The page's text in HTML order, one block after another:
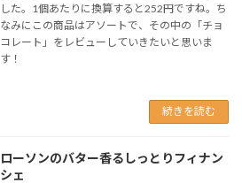
した。1個あたりに換算すると252円ですね。ち
なみにこの商品はアソートで、その中の「チョ
コレート」をレビューしていきたいと思いま
す！
続きを読む
ローソンのバター香るしっとりフィナン
シェ